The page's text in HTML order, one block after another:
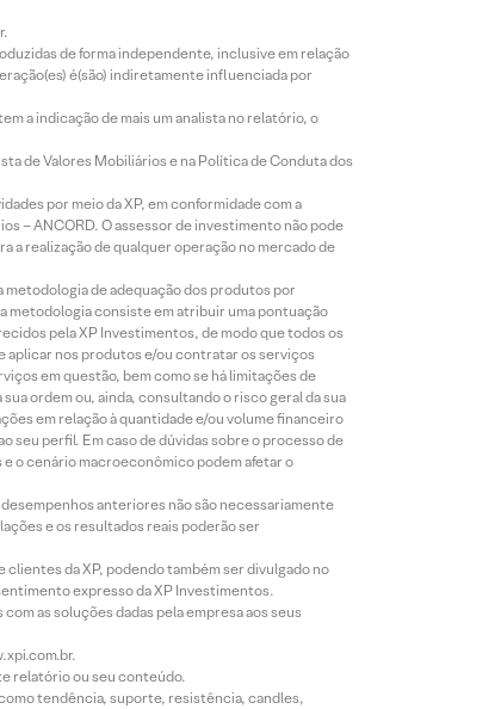
de forma independente, inclusive em relação
é(são) indiretamente influenciada por
a indicação de mais um analista no relatório, o
de Valores Mobiliários e na Política de Conduta dos
por meio da XP, em conformidade com a
– ANCORD. O assessor de investimento não pode
realização de qualquer operação no mercado de
de adequação dos produtos por
metodologia consiste em atribuir uma pontuação
pela XP Investimentos, de modo que todos os
aplicar nos produtos e/ou contratar os serviços
em questão, bem como se há limitações de
ordem ou, ainda, consultando o risco geral da sua
em relação à quantidade e/ou volume financeiro
seu perfil. Em caso de dúvidas sobre o processo de
o cenário macroeconômico podem afetar o
anteriores não são necessariamente
e os resultados reais poderão ser
da XP, podendo também ser divulgado no
expresso da XP Investimentos.
as soluções dadas pela empresa aos seus
relatório ou seu conteúdo.
tendência, suporte, resistência, candles,